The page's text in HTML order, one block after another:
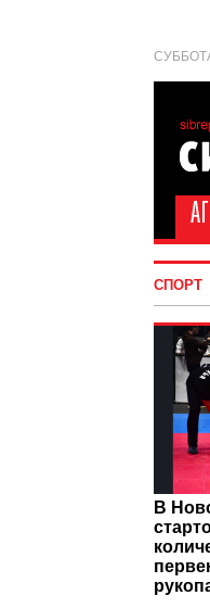
СПОРТ
В